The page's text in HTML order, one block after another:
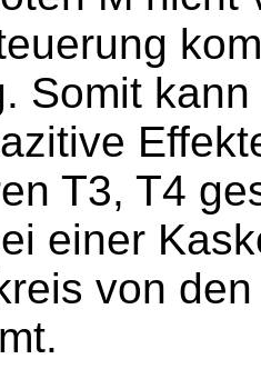
Somit
T3, T4
einer
von